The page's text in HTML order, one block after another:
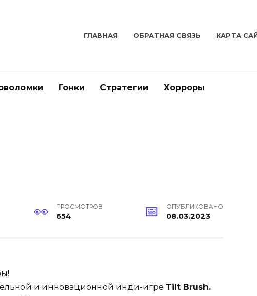
ГЛАВНАЯ ОБРАТНАЯ СВЯЗЬ КАРТА
Гонки Стратегии Хорроры
ПРОСМОТРОВ
654
ОПУБЛИКОВАНО
08.03.2023
и инновационной инди-игре Tilt Brush.